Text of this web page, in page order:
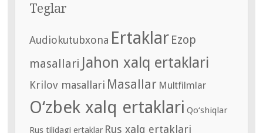
Teglar
Audiokutubxona Ertaklar Ezop
masallari Jahon xalq ertaklari
Krilov masallari Masallar Multfilmlar
O‘zbek xalq ertaklari Qo‘shiqlar
Rus tilidagi ertaklar Rus xalq ertaklari